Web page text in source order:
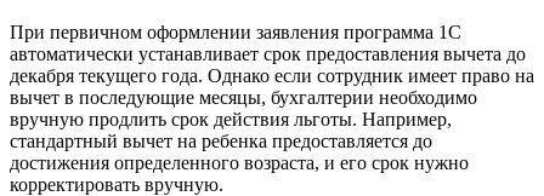
При первичном оформлении заявления программа 1С
автоматически устанавливает срок предоставления вычета до
декабря текущего года. Однако если сотрудник имеет право на
вычет в последующие месяцы, бухгалтерии необходимо
вручную продлить срок действия льготы. Например,
стандартный вычет на ребенка предоставляется до
достижения определенного возраста, и его срок нужно
корректировать вручную.